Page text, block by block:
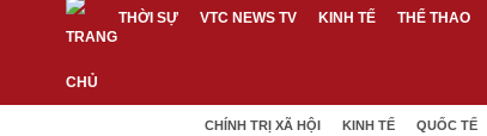
THỜI SỰ VTC NEWS TV KINH TẾ THỂ THAO
CHÍNH TRỊ XÃ HỘI KINH TẾ QUỐC TẾ